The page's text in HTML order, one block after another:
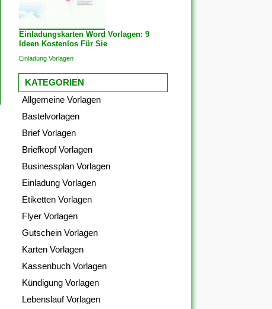
Einladungskarten Word Vorlagen: 9
Ideen Kostenlos Für Sie
Einladung Vorlagen
KATEGORIEN
Allgemeine Vorlagen
Bastelvorlagen
Brief Vorlagen
Briefkopf Vorlagen
Businessplan Vorlagen
Einladung Vorlagen
Etiketten Vorlagen
Flyer Vorlagen
Gutschein Vorlagen
Karten Vorlagen
Kassenbuch Vorlagen
Kündigung Vorlagen
Lebenslauf Vorlagen